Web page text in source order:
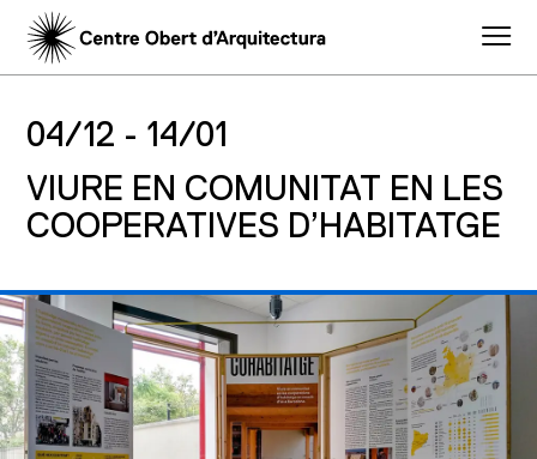
04/12 - 14/01
VIURE EN COMUNITAT EN LES
COOPERATIVES D’HABITATGE